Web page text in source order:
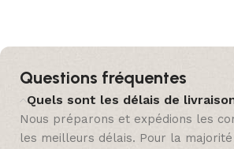
Questions fréquentes
Quels sont les délais de
Nous préparons et expédions les
les meilleurs délais. Pour la